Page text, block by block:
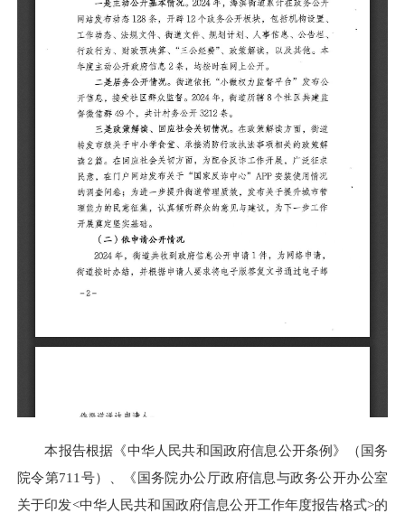
本报告根据《中华人民共和国政府信息公开条例》（国务
院令第711号）、《国务院办公厅政府信息与政务公开办公室
关于印发<中华人民共和国政府信息公开工作年度报告格式>的